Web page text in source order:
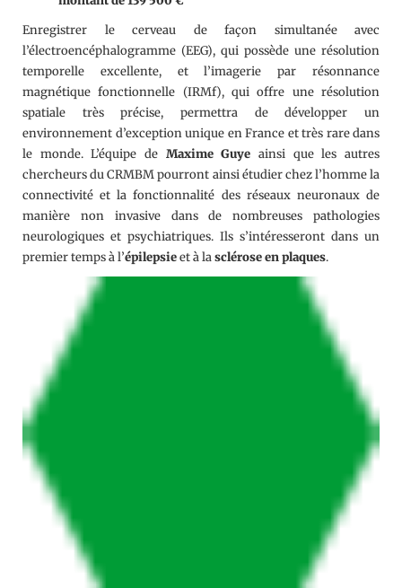
Enregistrer le cerveau de façon simultanée avec
l’électroencéphalogramme (EEG), qui possède une résolution
temporelle excellente, et l’imagerie par résonnance
magnétique fonctionnelle (IRMf), qui offre une résolution
spatiale très précise, permettra de développer un
environnement d’exception unique en France et très rare dans
le monde. L’équipe de Maxime Guye ainsi que les autres
chercheurs du CRMBM pourront ainsi étudier chez l’homme la
connectivité et la fonctionnalité des réseaux neuronaux de
manière non invasive dans de nombreuses pathologies
neurologiques et psychiatriques. Ils s’intéresseront dans un
premier temps à l’épilepsieet à lasclérose en plaques.